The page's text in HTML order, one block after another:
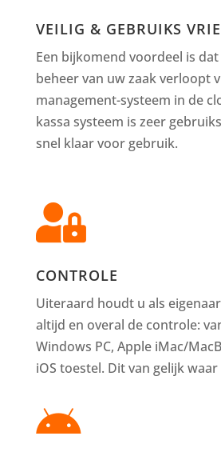
VEILIG & GEBRUIKS
Een bijkomend voordeel is
beheer van uw zaak verloopt
management-systeem in de
kassa systeem is zeer
snel klaar voor gebruik.

CONTROLE
Uiteraard houdt u als
altijd en overal de controle:
Windows PC, Apple iMac/
iOS toestel. Dit van gelijk
